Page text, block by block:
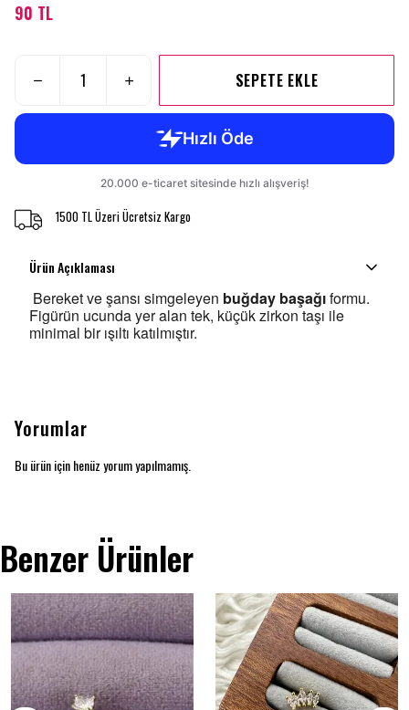
90 TL
SEPETE EKLE
1500 TL Üzeri Ücretsiz Kargo
Ürün Açıklaması
Bereket ve şansı simgeleyen buğday başağıformu.
Figürün ucunda yer alan tek, küçük zirkon taşı ile
minimal bir ışıltı katılmıştır.
Yorumlar
Bu ürün için henüz yorum yapılmamış.
Benzer Ürünler